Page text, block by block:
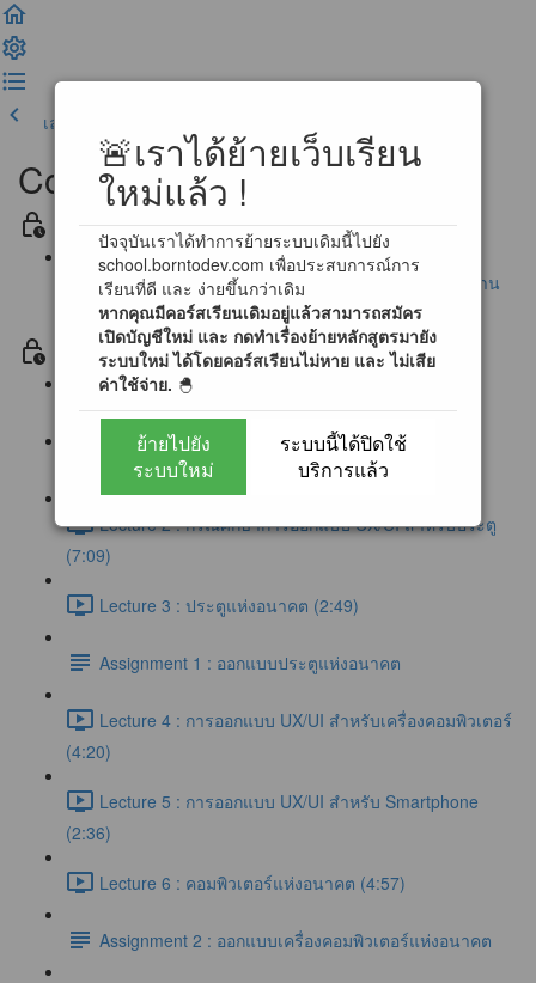
🚨เราได้ย้ายเว็บเรียน
ใหม่แล้ว !
ปัจจุบันเราได้ทำการย้ายระบบเดิมนี้ไปยัง
school.borntodev.com เพื่อประสบการณ์การ
เรียนที่ดี และ ง่ายขึ้นกว่าเดิม
หากคุณมีคอร์สเรียนเดิมอยู่แล้วสามารถสมัคร
เปิดบัญชีใหม่ และ กดทำเรื่องย้ายหลักสูตรมายัง
ระบบใหม่ ได้โดยคอร์สเรียนไม่หาย และ ไม่เสีย
ค่าใช้จ่าย. 🐣
ย้ายไปยัง
ระบบใหม่
ระบบนี้ได้ปิดใช้
บริการแล้ว
เลคเชอร์ก่อนหน้า
Complete UX/UI Design
Section ประกาศ / ข้อตกลงสำหรับการเรียนรู้
นโยบายการตอบคำถามข้อสงสัย และ การสนับสนุนผ่าน
Community
Section 0 โลกของ UX/UI Design (Free)
Lecture 0 : First step to UX/UI Designer (1:16)
Lecture 1 : ประตูแห่งการออกแบบ UX/UI (2:12)
Lecture 2 : กรณีศึกษาการออกแบบ UX/UI สำหรับประตู
(7:09)
Lecture 3 : ประตูแห่งอนาคต (2:49)
Assignment 1 : ออกแบบประตูแห่งอนาคต
Lecture 4 : การออกแบบ UX/UI สำหรับเครื่องคอมพิวเตอร์
(4:20)
Lecture 5 : การออกแบบ UX/UI สำหรับ Smartphone
(2:36)
Lecture 6 : คอมพิวเตอร์แห่งอนาคต (4:57)
Assignment 2 : ออกแบบเครื่องคอมพิวเตอร์แห่งอนาคต